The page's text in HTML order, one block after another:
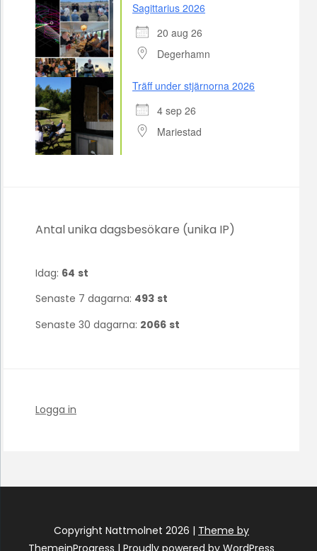
Sagittarius 2026
20 aug 26
Degerhamn
Träff under stjärnorna 2026
4 sep 26
Mariestad
Antal unika dagsbesökare (unika IP)
Idag: 64 st
Senaste 7 dagarna: 493 st
Senaste 30 dagarna: 2066 st
Logga in
Copyright Nattmolnet 2026 | Theme by
ThemeinProgress | Proudly powered by WordPress